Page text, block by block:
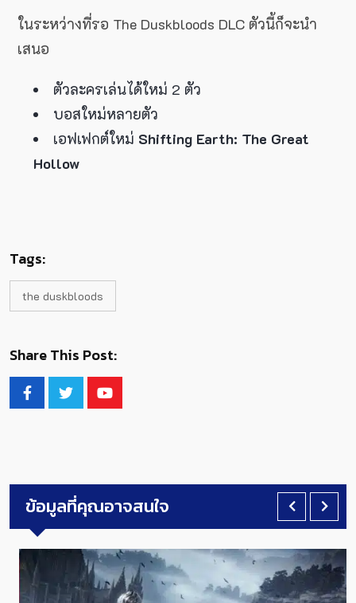
ในระหว่างที่รอ The Duskbloods DLC ตัวนี้ก็จะนำ
เสนอ
ตัวละครเล่นได้ใหม่ 2 ตัว
บอสใหม่หลายตัว
เอฟเฟกต์ใหม่ Shifting Earth: The Great
Hollow
Tags:
the duskbloods
Share This Post:
ข้อมูลที่คุณอาจสนใจ